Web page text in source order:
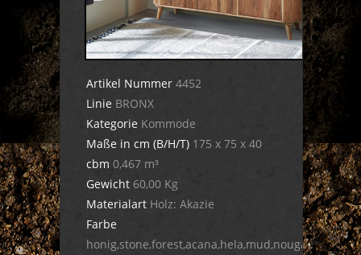
Artikel Nummer 4452
Linie BRONX
Kategorie Kommode
Maße in cm (B/H/T) 175 x 75 x 40
cbm 0,467 m³
Gewicht 60,00 Kg
Materialart Holz: Akazie
Farbe
honig,stone,forest,acana,hela,mud,nougat,dula,ciga